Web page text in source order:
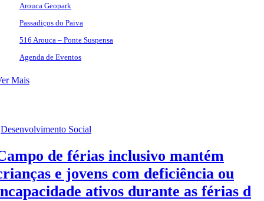
Arouca Geopark
Passadiços do Paiva
516 Arouca – Ponte Suspensa
Agenda de Eventos
Mais
Desenvolvimento Social
de férias inclusivo mantém
e jovens com deficiência ou
ativos durante as férias de